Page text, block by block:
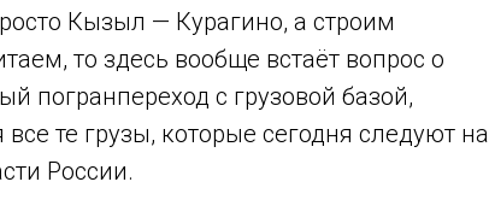
Кызыл — Курагино, а строим
то здесь вообще встаёт вопрос о
погранпереход с грузовой базой,
те грузы, которые сегодня следуют на
России.